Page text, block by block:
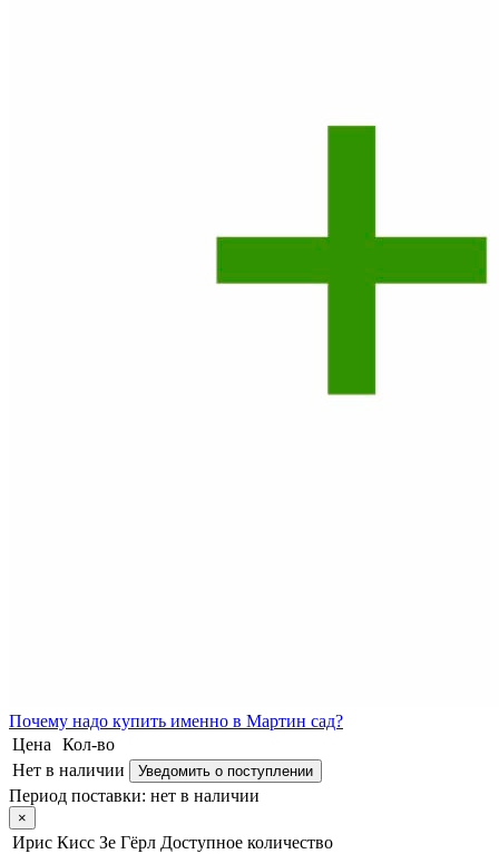
Почему надо купить именно в Мартин сад?
Цена
Кол-во
Нет в наличии
Уведомить о поступлении
Период поставки: нет в наличии
×
Ирис Кисс Зе Гёрл Доступное количество